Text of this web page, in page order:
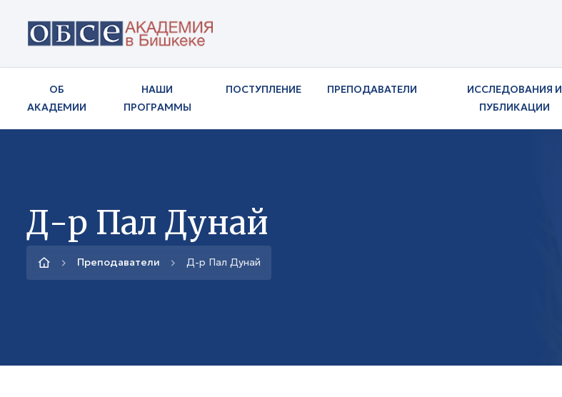
ОБ
АКАДЕМИИ
НАШИ
ПРОГРАММЫ
ПОСТУПЛЕНИЕ ПРЕПОДАВАТЕЛИ
ИССЛЕДОВАНИЯ И
ПУБЛИКАЦИИ
Д-р Пал Дунай
Преподаватели Д-р Пал Дунай